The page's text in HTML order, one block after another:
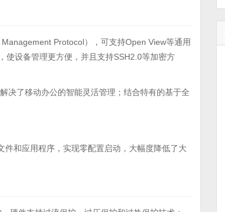
Protocol），可支持Open View等通用
使设备管理更方便，并且支持SSH2.0等加密方
决了移动办公的智能灵活管理；结合特有的基于全
件和应用程序，实现零配置启动，大幅度降低了大